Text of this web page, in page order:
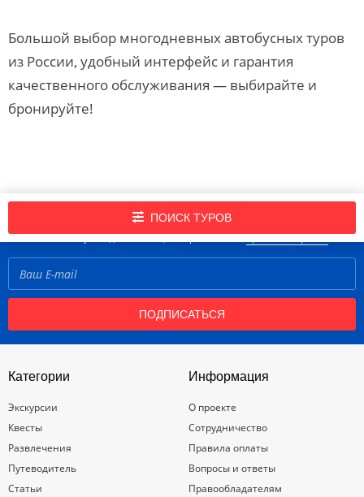
Большой выбор многодневных автобусных туров
из России, удобный интерфейс и гарантия
качественного обслуживания — выбирайте и
бронируйте!
ПОИСК ТУРОВ
Подпишись на нашу рассылку новостей!
Нажимая кнопку «Подписаться», вы принимаетеправила портала
ПОДПИСАТЬСЯ
Категории
Экскурсии
Квесты
Развлечения
Путеводитель
Статьи
Информация
О проекте
Сотрудничество
Правила оплаты
Вопросы и ответы
Правообладателям